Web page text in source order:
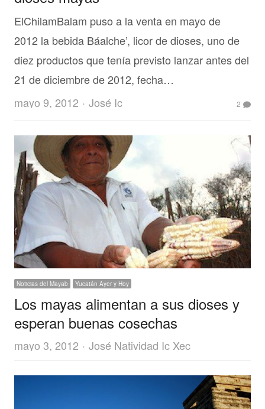
ElChilamBalam puso a la venta en mayo de
2012 la bebida Báalche’, licor de dioses, uno de
diez productos que tenía previsto lanzar antes del
21 de diciembre de 2012, fecha…
mayo 9, 2012
Author
José Ic 2
Noticias del Mayab Yucatán Ayer y Hoy
Los mayas alimentan a sus dioses y
esperan buenas cosechas
mayo 3, 2012 Author
José Natividad Ic Xec